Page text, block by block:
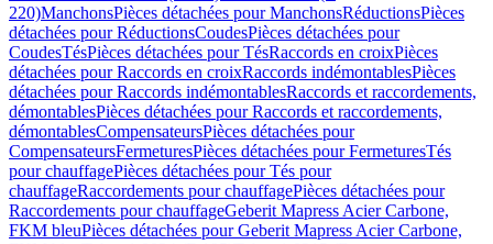
220)ManchonsPièces détachées pour ManchonsRéductionsPièces
détachées pour RéductionsCoudesPièces détachées pour
CoudesTésPièces détachées pour TésRaccords en croixPièces
détachées pour Raccords en croixRaccords indémontablesPièces
détachées pour Raccords indémontablesRaccords et raccordements,
démontablesPièces détachées pour Raccords et raccordements,
démontablesCompensateursPièces détachées pour
CompensateursFermeturesPièces détachées pour FermeturesTés
pour chauffagePièces détachées pour Tés pour
chauffageRaccordements pour chauffagePièces détachées pour
Raccordements pour chauffageGeberit Mapress Acier Carbone,
FKM bleuPièces détachées pour Geberit Mapress Acier Carbone,